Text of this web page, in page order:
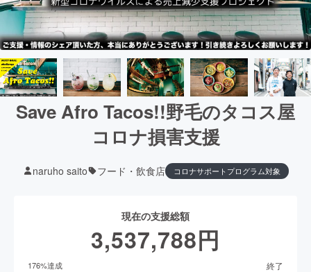
Save Afro Tacos!!野毛のタコス屋
コロナ損害支援
naruho saito フード・飲食店 コロナサポートプログラム対象
現在の支援総額
3,537,788円
176%達成 終了